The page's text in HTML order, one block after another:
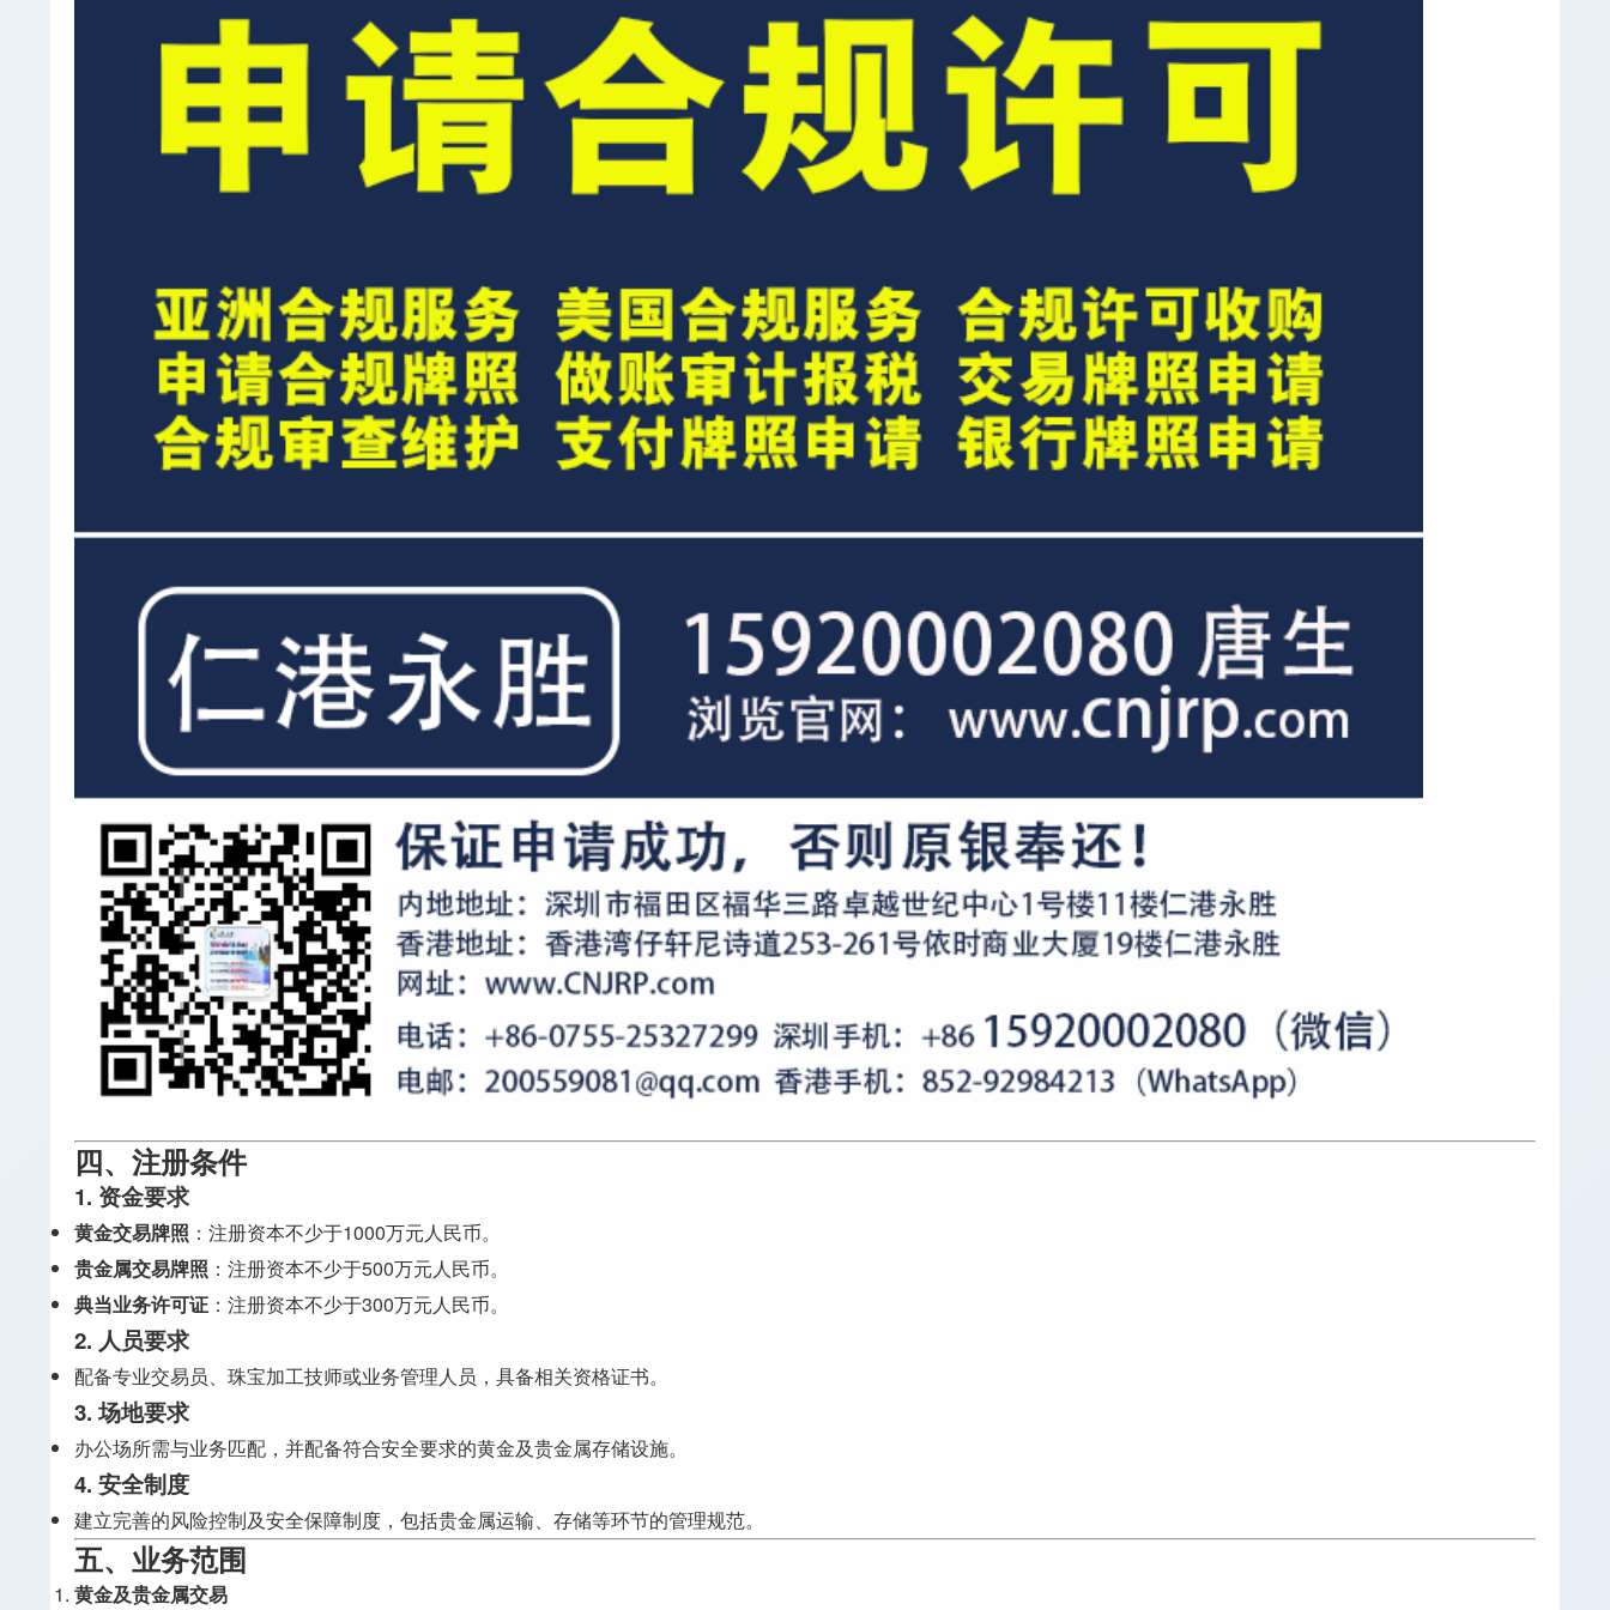
四、注册条件
1. 资金要求
黄金交易牌照 ：注册资本不少于1000万元人民币。
贵金属交易牌照 ：注册资本不少于500万元人民币。
典当业务许可证 ：注册资本不少于300万元人民币。
2. 人员要求
配备专业交易员、珠宝加工技师或业务管理人员，具备相关资格证书。
3. 场地要求
办公场所需与业务匹配，并配备符合安全要求的黄金及贵金属存储设施。
4. 安全制度
建立完善的风险控制及安全保障制度，包括贵金属运输、存储等环节的管理规范。
五、业务范围
黄金及贵金属交易